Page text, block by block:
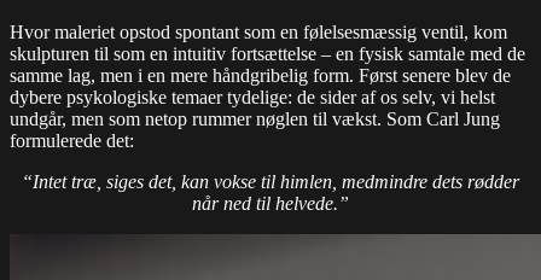
Hvor maleriet opstod spontant som en følelsesmæssig ventil, kom
skulpturen til som en intuitiv fortsættelse – en fysisk samtale med de
samme lag, men i en mere håndgribelig form. Først senere blev de
dybere psykologiske temaer tydelige: de sider af os selv, vi helst
undgår, men som netop rummer nøglen til vækst. Som Carl Jung
formulerede det:
“Intet træ, siges det, kan vokse til himlen, medmindre dets rødder
når ned til helvede.”